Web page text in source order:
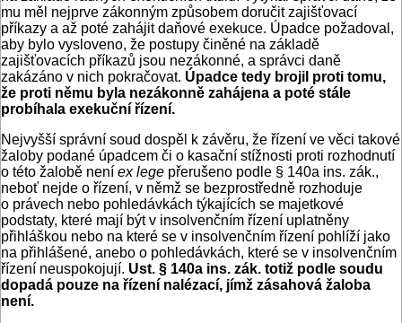
mu měl nejprve zákonným způsobem doručit zajišťovací
příkazy a až poté zahájit daňové exekuce. Úpadce požadoval,
aby bylo vysloveno, že postupy činěné na základě
zajišťovacích příkazů jsou nezákonné, a správci daně
zakázáno v nich pokračovat. Úpadce tedy brojil proti tomu,
že proti němu byla nezákonně zahájena a poté stále
probíhala exekuční řízení.
Nejvyšší správní soud dospěl k závěru, že řízení ve věci takové
žaloby podané úpadcem či o kasační stížnosti proti rozhodnutí
o této žalobě není ex lege přerušeno podle § 140a ins. zák.,
neboť nejde o řízení, v němž se bezprostředně rozhoduje
o právech nebo pohledávkách týkajících se majetkové
podstaty, které mají být v insolvenčním řízení uplatněny
přihláškou nebo na které se v insolvenčním řízení pohlíží jako
na přihlášené, anebo o pohledávkách, které se v insolven­čním
řízení neuspokojují. Ust. § 140a ins. zák. totiž podle soudu
dopadá pouze na řízení nalézací, jímž zásahová žaloba
není.